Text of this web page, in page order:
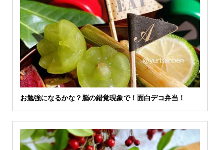
お勉強になるかな？脳の錯覚現象で！面白デコ弁当！